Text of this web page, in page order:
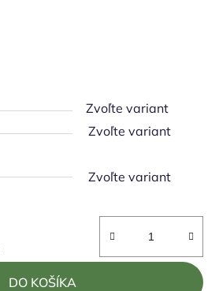
Zvoľte variant
Zvoľte variant
Zvoľte variant
DO KOŠÍKA